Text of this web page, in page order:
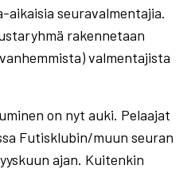
aikaisia seuravalmentajia.
rakennetaan
valmentajista
on nyt auki. Pelaajat
Futisklubin/muun seuran
ajan. Kuitenkin